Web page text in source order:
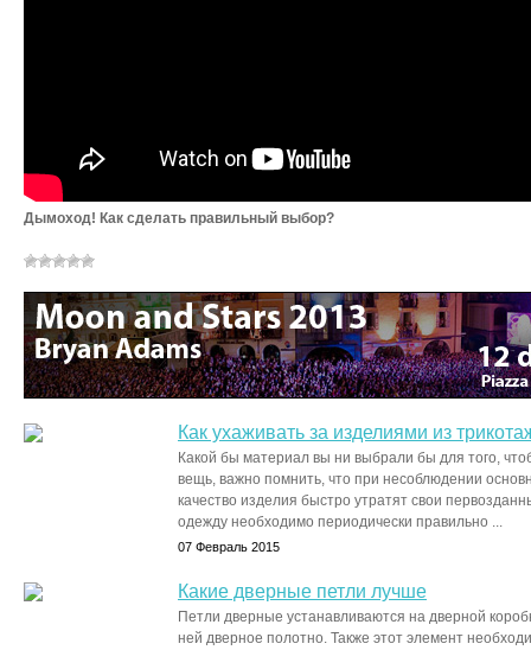
Дымоход! Как сделать правильный выбор?
Как ухаживать за изделиями из
Какой бы материал вы ни выбрали бы для того,
вещь, важно помнить, что при несоблюдении
качество изделия быстро утратят свои
одежду необходимо периодически правильно ...
07 Февраль 2015
Какие дверные петли лучше
Петли дверные устанавливаются на дверной
ней дверное полотно. Также этот элемент